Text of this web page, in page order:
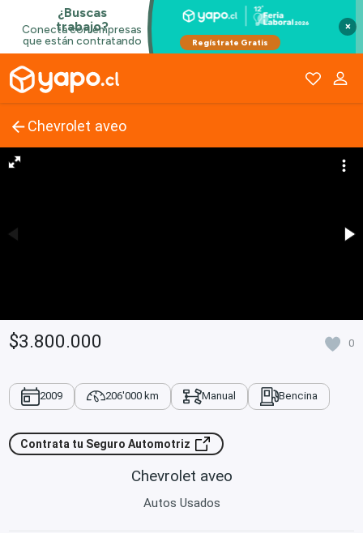
×
Chevrolet aveo
$3.800.000 0
2009 206'000 km Manual Bencina
Contrata tu Seguro Automotriz
Chevrolet aveo
Autos Usados